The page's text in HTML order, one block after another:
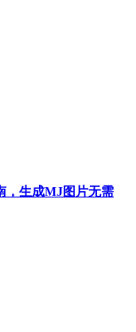
，生成MJ图片无需